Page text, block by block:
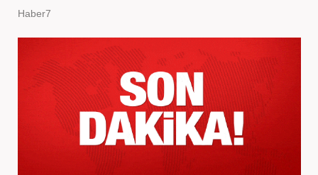
Haber7